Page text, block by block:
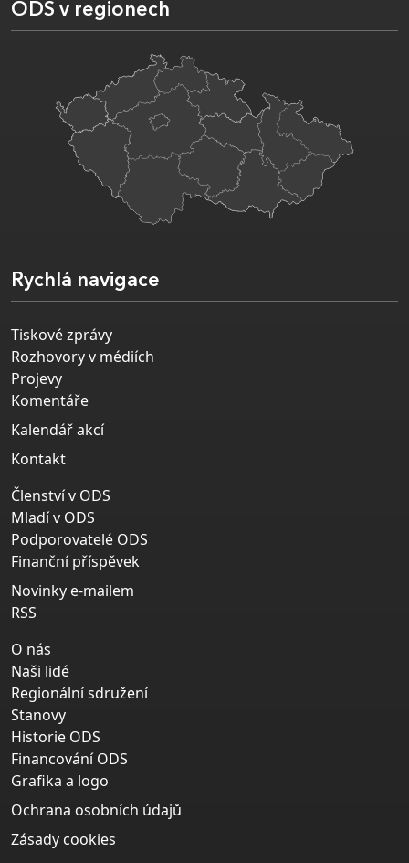
ODS v regionech
Rychlá navigace
Tiskové zprávy
Rozhovory v médiích
Projevy
Komentáře
Kalendář akcí
Kontakt
Členství v ODS
Mladí v ODS
Podporovatelé ODS
Finanční příspěvek
Novinky e-mailem
RSS
O nás
Naši lidé
Regionální sdružení
Stanovy
Historie ODS
Financování ODS
Grafika a logo
Ochrana osobních údajů
Zásady cookies